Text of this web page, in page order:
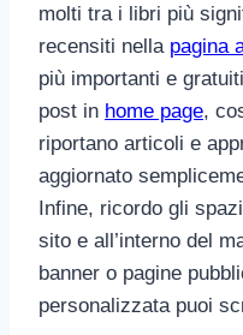
molti tra i libri più
recensiti nella pagina
più importanti e
post in home page,
riportano articoli e
aggiornato
Infine, ricordo gli
sito e all’interno del
banner o pagine
personalizzata puoi